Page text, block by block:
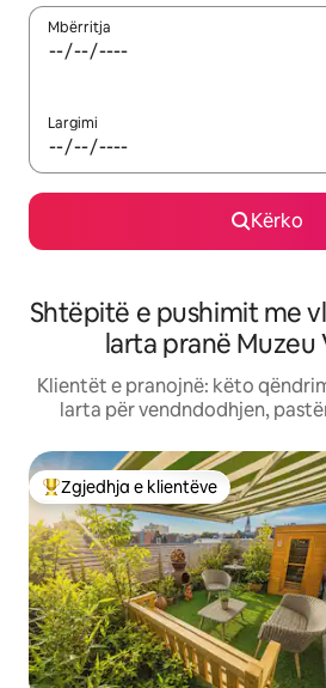
Mbërritja
Largimi
Kërko
Shtëpitë e pushimit me
larta pranë Muzeu
Klientët e pranojnë: këto
larta për vendndodhjen,
Më të mirat e zgjedhjeve të klientëve
Zgjedhja e klientëve